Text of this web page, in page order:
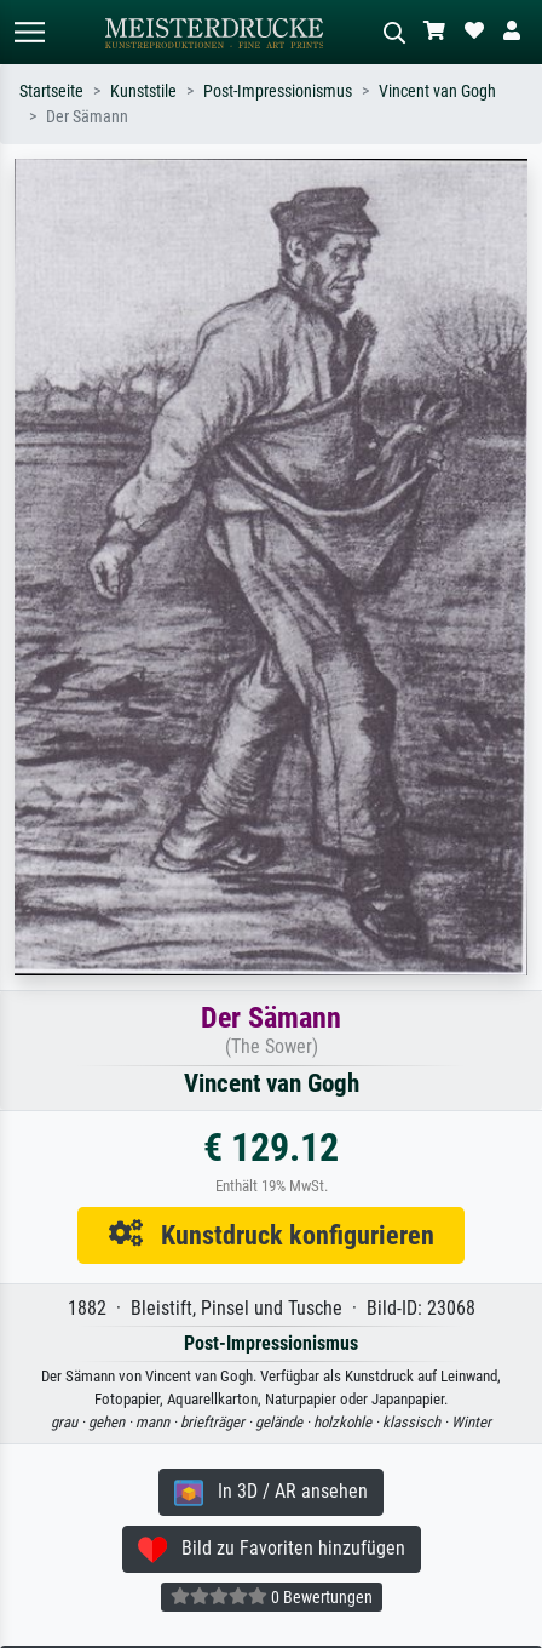
Beschreiben Sie die Szene – z.B. Grüne
Wiese, Abstrakt mit viel Rot, Dunkles
Ölgemälde, Stehender Akt neben einem
Startseite Kunststile Post-Impressionismus
Vincent van Gogh
Der Sämann
Der Sämann
(The Sower)
Vincent van Gogh
€ 129.12
Enthält 19% MwSt.
Kunstdruck konfigurieren
1882 · Bleistift, Pinsel und Tusche · Bild-ID: 23068
Post-Impressionismus
Der Sämann von Vincent van Gogh. Verfügbar als Kunstdruck auf Leinwand,
Fotopapier, Aquarellkarton, Naturpapier oder Japanpapier.
grau · gehen · mann · briefträger · gelände · holzkohle · klassisch · Winter
In 3D / AR ansehen
Bild zu Favoriten hinzufügen
0 Bewertungen